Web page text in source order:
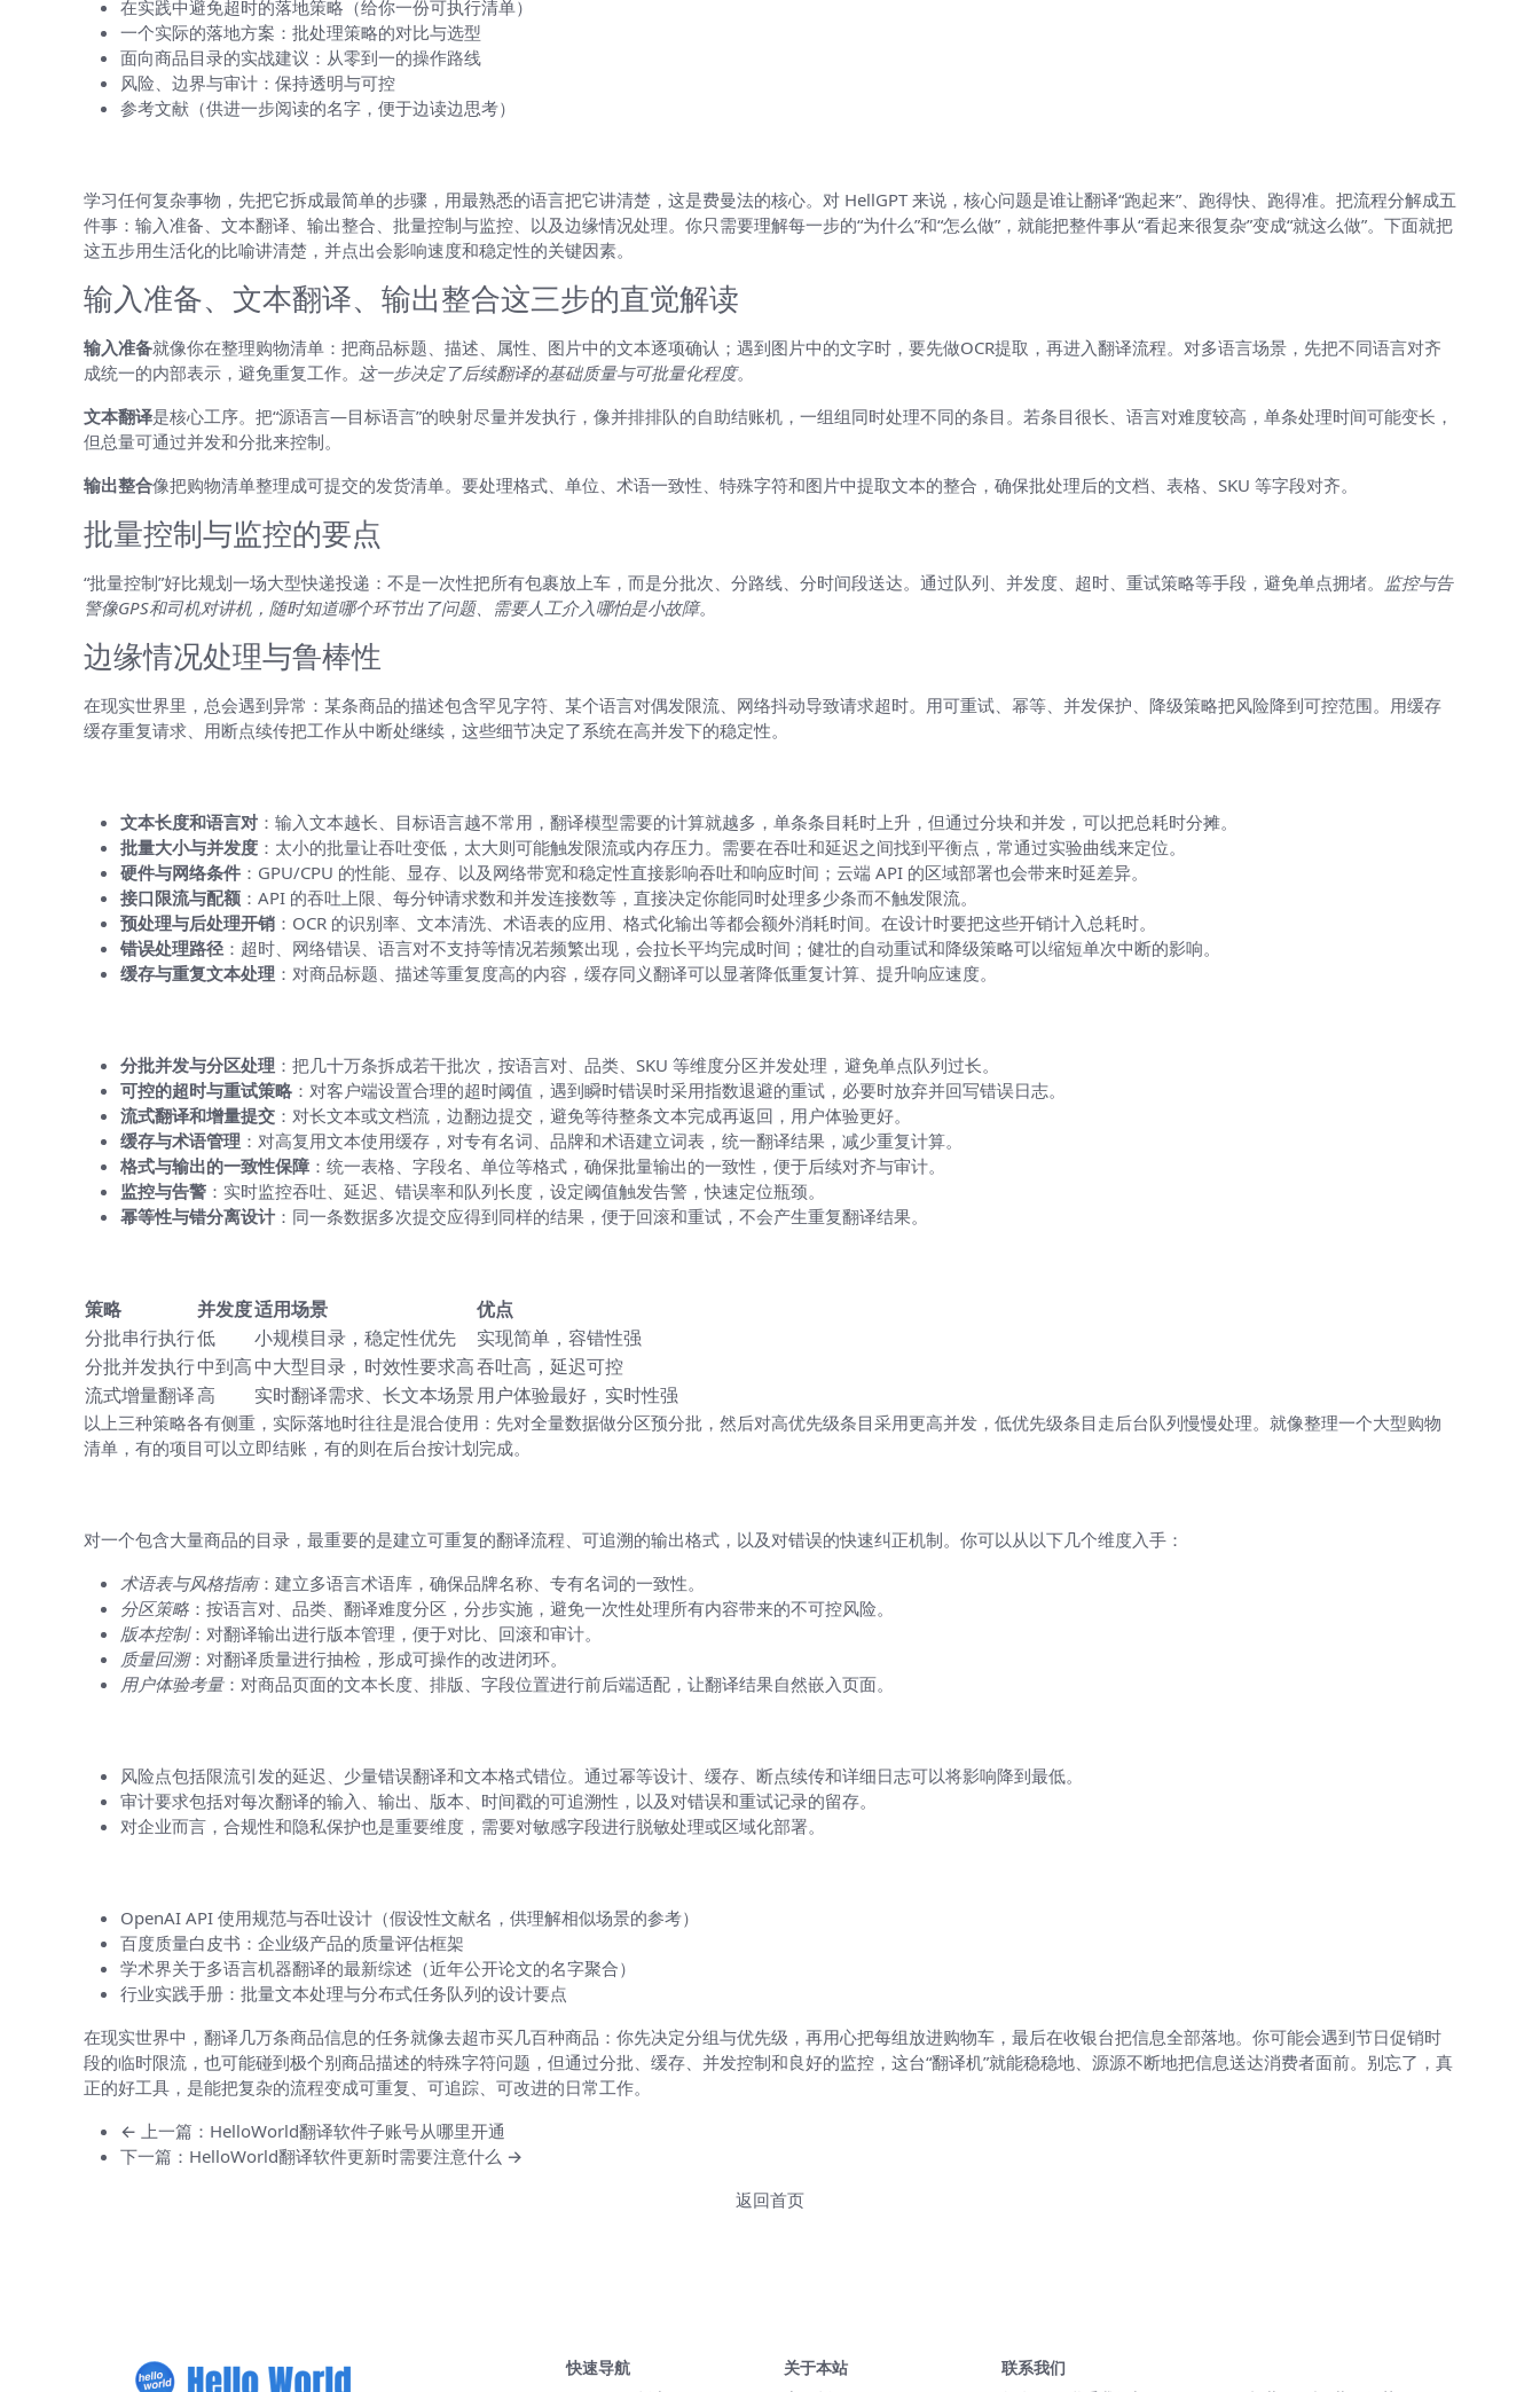
在实践中避免超时的落地策略（给你一份可执行清单）
一个实际的落地方案：批处理策略的对比与选型
面向商品目录的实战建议：从零到一的操作路线
风险、边界与审计：保持透明与可控
参考文献（供进一步阅读的名字，便于边读边思考）
学习任何复杂事物，先把它拆成最简单的步骤，用最熟悉的语言把它讲清楚，这是费曼法的核心。对 HellGPT 来说，核心问题是谁让翻译“跑起来”、跑得快、跑得准。把流程分解成五
件事：输入准备、文本翻译、输出整合、批量控制与监控、以及边缘情况处理。你只需要理解每一步的“为什么”和“怎么做”，就能把整件事从“看起来很复杂”变成“就这么做”。下面就把
这五步用生活化的比喻讲清楚，并点出会影响速度和稳定性的关键因素。
输入准备、文本翻译、输出整合这三步的直觉解读
输入准备就像你在整理购物清单：把商品标题、描述、属性、图片中的文本逐项确认；遇到图片中的文字时，要先做OCR提取，再进入翻译流程。对多语言场景，先把不同语言对齐
成统一的内部表示，避免重复工作。 这一步决定了后续翻译的基础质量与可批量化程度。
文本翻译是核心工序。把“源语言—目标语言”的映射尽量并发执行，像并排排队的自助结账机，一组组同时处理不同的条目。若条目很长、语言对难度较高，单条处理时间可能变长，
但总量可通过并发和分批来控制。
输出整合像把购物清单整理成可提交的发货清单。要处理格式、单位、术语一致性、特殊字符和图片中提取文本的整合，确保批处理后的文档、表格、SKU 等字段对齐。
批量控制与监控的要点
“批量控制”好比规划一场大型快递投递：不是一次性把所有包裹放上车，而是分批次、分路线、分时间段送达。通过队列、并发度、超时、重试策略等手段，避免单点拥堵。 监控与告
警像GPS和司机对讲机，随时知道哪个环节出了问题、需要人工介入哪怕是小故障。
边缘情况处理与鲁棒性
在现实世界里，总会遇到异常：某条商品的描述包含罕见字符、某个语言对偶发限流、网络抖动导致请求超时。用可重试、幂等、并发保护、降级策略把风险降到可控范围。用缓存
缓存重复请求、用断点续传把工作从中断处继续，这些细节决定了系统在高并发下的稳定性。
文本长度和语言对：输入文本越长、目标语言越不常用，翻译模型需要的计算就越多，单条条目耗时上升，但通过分块和并发，可以把总耗时分摊。
批量大小与并发度：太小的批量让吞吐变低，太大则可能触发限流或内存压力。需要在吞吐和延迟之间找到平衡点，常通过实验曲线来定位。
硬件与网络条件：GPU/CPU 的性能、显存、以及网络带宽和稳定性直接影响吞吐和响应时间；云端 API 的区域部署也会带来时延差异。
接口限流与配额：API 的吞吐上限、每分钟请求数和并发连接数等，直接决定你能同时处理多少条而不触发限流。
预处理与后处理开销：OCR 的识别率、文本清洗、术语表的应用、格式化输出等都会额外消耗时间。在设计时要把这些开销计入总耗时。
错误处理路径：超时、网络错误、语言对不支持等情况若频繁出现，会拉长平均完成时间；健壮的自动重试和降级策略可以缩短单次中断的影响。
缓存与重复文本处理 ：对商品标题、描述等重复度高的内容，缓存同义翻译可以显著降低重复计算、提升响应速度。
分批并发与分区处理 ：把几十万条拆成若干批次，按语言对、品类、SKU 等维度分区并发处理，避免单点队列过长。
可控的超时与重试策略：对客户端设置合理的超时阈值，遇到瞬时错误时采用指数退避的重试，必要时放弃并回写错误日志。
流式翻译和增量提交：对长文本或文档流，边翻边提交，避免等待整条文本完成再返回，用户体验更好。
缓存与术语管理 ：对高复用文本使用缓存，对专有名词、品牌和术语建立词表，统一翻译结果，减少重复计算。
格式与输出的一致性保障：统一表格、字段名、单位等格式，确保批量输出的一致性，便于后续对齐与审计。
监控与告警：实时监控吞吐、延迟、错误率和队列长度，设定阈值触发告警，快速定位瓶颈。
幂等性与错分离设计：同一条数据多次提交应得到同样的结果，便于回滚和重试，不会产生重复翻译结果。
策略 并发度适用场景
优点
分批串行执行低 小规模目录，稳定性优先
实现简单，容错性强
分批并发执行中到高中大型目录，时效性要求高吞吐高，延迟可控
流式增量翻译高 实时翻译需求、长文本场景用户体验最好，实时性强
以上三种策略各有侧重，实际落地时往往是混合使用：先对全量数据做分区预分批，然后对高优先级条目采用更高并发，低优先级条目走后台队列慢慢处理。就像整理一个大型购物
清单，有的项目可以立即结账，有的则在后台按计划完成。
对一个包含大量商品的目录，最重要的是建立可重复的翻译流程、可追溯的输出格式，以及对错误的快速纠正机制。你可以从以下几个维度入手：
术语表与风格指南：建立多语言术语库，确保品牌名称、专有名词的一致性。
分区策略：按语言对、品类、翻译难度分区，分步实施，避免一次性处理所有内容带来的不可控风险。
版本控制：对翻译输出进行版本管理，便于对比、回滚和审计。
质量回溯：对翻译质量进行抽检，形成可操作的改进闭环。
用户体验考量：对商品页面的文本长度、排版、字段位置进行前后端适配，让翻译结果自然嵌入页面。
风险点包括限流引发的延迟、少量错误翻译和文本格式错位。通过幂等设计、缓存、断点续传和详细日志可以将影响降到最低。
审计要求包括对每次翻译的输入、输出、版本、时间戳的可追溯性，以及对错误和重试记录的留存。
对企业而言，合规性和隐私保护也是重要维度，需要对敏感字段进行脱敏处理或区域化部署。
OpenAI API 使用规范与吞吐设计（假设性文献名，供理解相似场景的参考）
百度质量白皮书：企业级产品的质量评估框架
学术界关于多语言机器翻译的最新综述（近年公开论文的名字聚合）
行业实践手册：批量文本处理与分布式任务队列的设计要点
在现实世界中，翻译几万条商品信息的任务就像去超市买几百种商品：你先决定分组与优先级，再用心把每组放进购物车，最后在收银台把信息全部落地。你可能会遇到节日促销时
段的临时限流，也可能碰到极个别商品描述的特殊字符问题，但通过分批、缓存、并发控制和良好的监控，这台“翻译机”就能稳稳地、源源不断地把信息送达消费者面前。别忘了，真
正的好工具，是能把复杂的流程变成可重复、可追踪、可改进的日常工作。
← 上一篇：HelloWorld翻译软件子账号从哪里开通
下一篇：HelloWorld翻译软件更新时需要注意什么 →
返回首页
快速导航
关于本站
联系我们